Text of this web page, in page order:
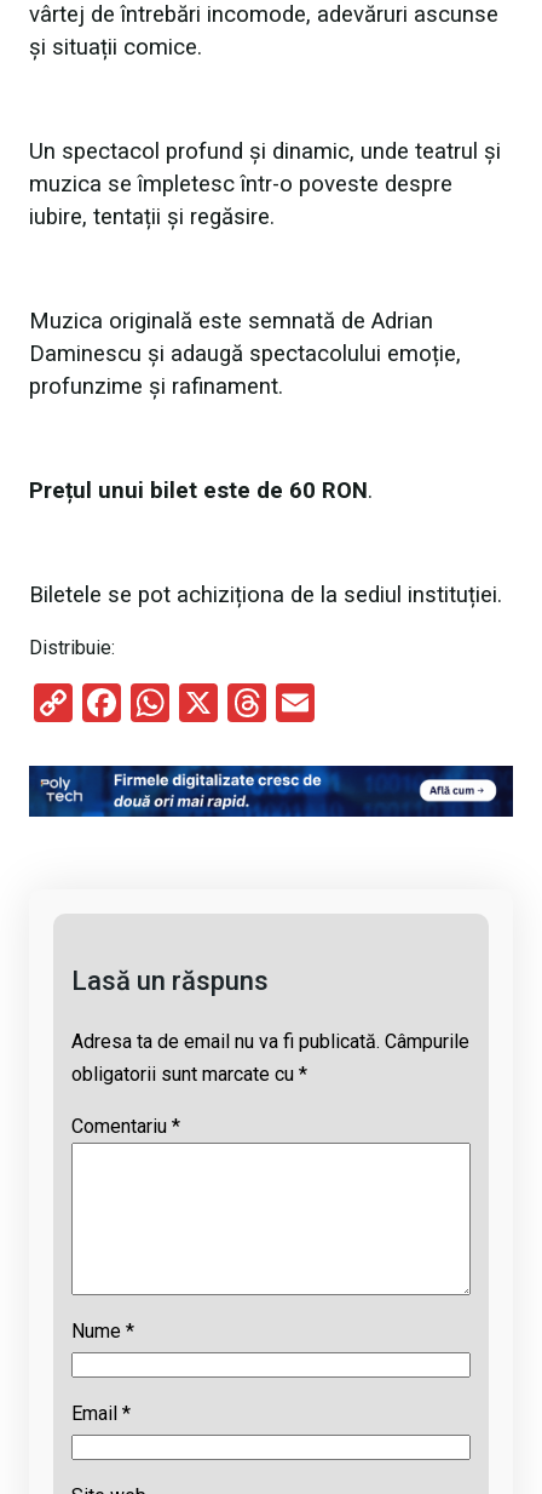
vârtej de întrebări incomode, adevăruri ascunse
și situații comice.
Un spectacol profund și dinamic, unde teatrul și
muzica se împletesc într-o poveste despre
iubire, tentații și regăsire.
Muzica originală este semnată de Adrian
Daminescu și adaugă spectacolului emoție,
profunzime și rafinament.
Prețul unui bilet este de 60 RON.
Biletele se pot achiziționa de la sediul instituției.
Distribuie:
C
py
Li
F
ce
b
W
at
s
X
T
e
a
ail
Lasă un răspuns
Adresa ta de email nu va fi publicată. Câmpurile
obligatorii sunt marcate cu *
Comentariu *
Nume *
Email *